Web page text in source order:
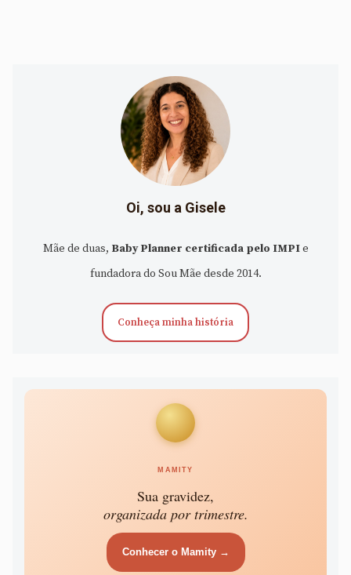
Oi, sou a Gisele
Mãe de duas, Baby Planner certificada pelo IMPIe
fundadora do Sou Mãe desde 2014.
Conheça minha história
MAMITY
Sua gravidez,
organizada por trimestre.
Conhecer o Mamity →